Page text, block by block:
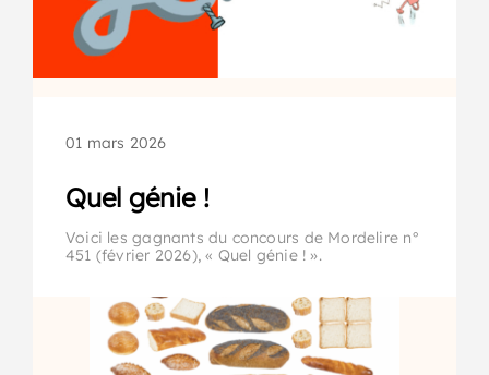
01 mars 2026
Quel génie !
Voici les gagnants du concours de Mordelire n°
451 (février 2026), « Quel génie ! ».